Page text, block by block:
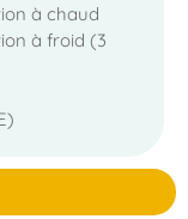
à chaud
à froid (3